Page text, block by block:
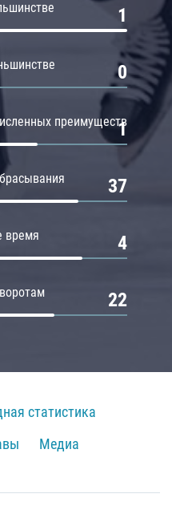
1
0
преимуществ
1
37
время 4
22
статистика
Медиа